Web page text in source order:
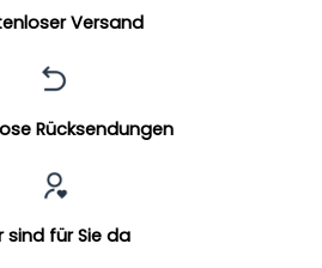
Versand
Rücksendungen
sind für Sie da